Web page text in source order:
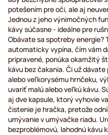
potešením pre oči, ale aj
Jednou z jeho výnimočných
kávy súčasne - ideálne pre
Obávate sa spotreby energie?
automaticky vypína, čím vám
pripravené, ponúka okamžitý
kávu bez čakania. Či už
alebo veľkorysému hrnčeku,
uvariť malú alebo veľkú kávu.
aj dve kapsule, ktorý vyhovie
čistenie je hračka, pretože
umývanie v umývačke riadu.
bezproblémovú, lahodnú kávu